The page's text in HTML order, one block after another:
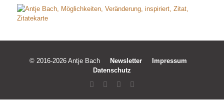
© 2016-2026 Antje Bach Newsletter
Impressum
Datenschutz